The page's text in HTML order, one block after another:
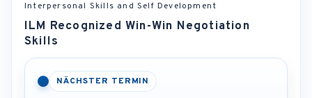
Interpersonal Skills and Self Development
ILM Recognized Win-Win Negotiation
Skills
NÄCHSTER TERMIN